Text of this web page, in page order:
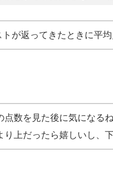
トが返ってきたときに平
点数を見た後に気になるね
り上だったら嬉しいし、